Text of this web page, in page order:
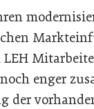
enger
der